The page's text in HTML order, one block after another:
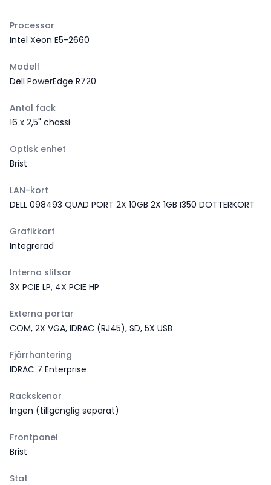
Processor
Intel Xeon E5-2660
Modell
Dell PowerEdge R720
Antal fack
16 x 2,5" chassi
Optisk enhet
Brist
LAN-kort
DELL 098493 QUAD PORT 2X 10GB 2X 1GB I350 DOTTERKORT
Grafikkort
Integrerad
Interna slitsar
3X PCIE LP, 4X PCIE HP
Externa portar
COM, 2X VGA, IDRAC (RJ45), SD, 5X USB
Fjärrhantering
IDRAC 7 Enterprise
Rackskenor
Ingen (tillgänglig separat)
Frontpanel
Brist
Stat